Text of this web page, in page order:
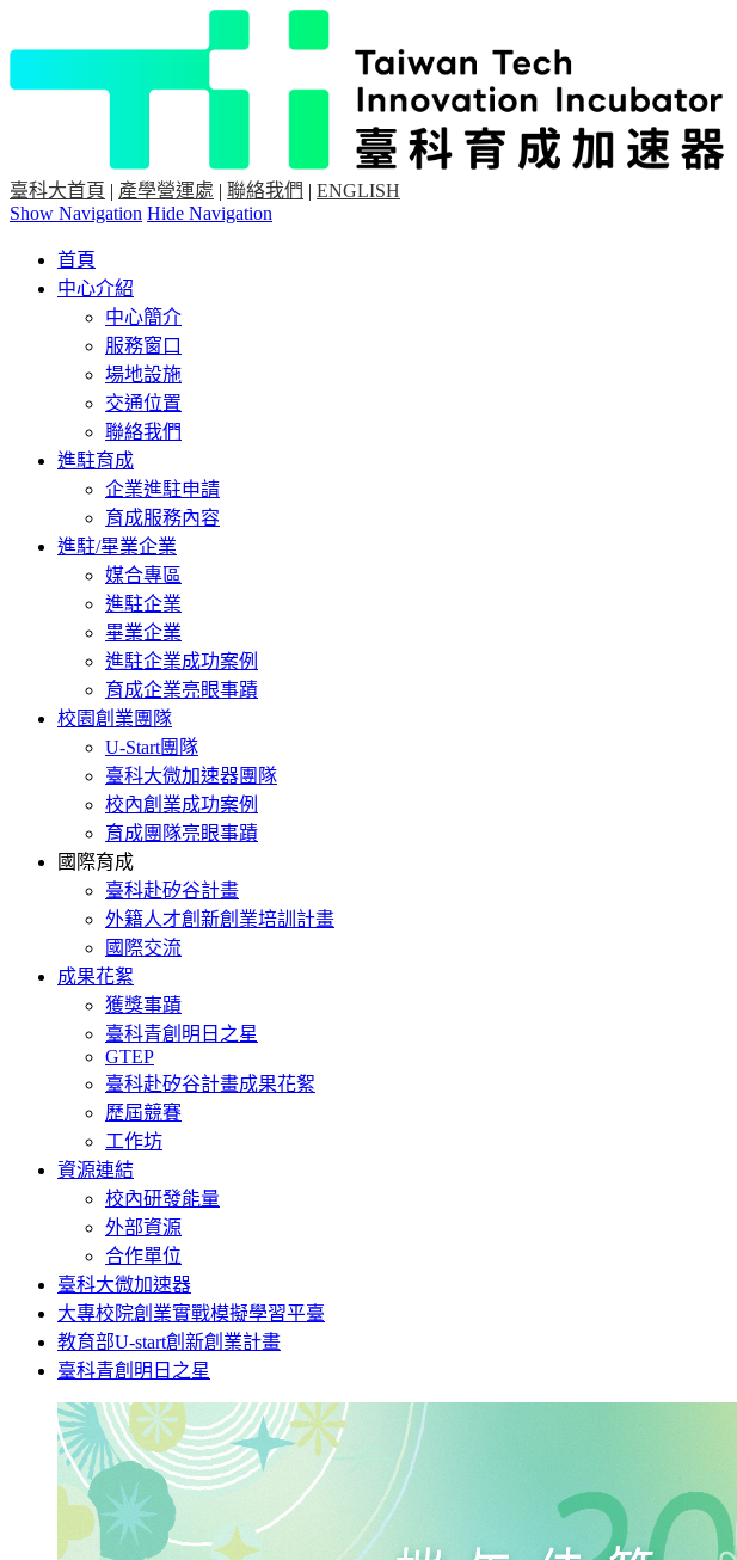
臺科大首頁 | 產學營運處 | 聯絡我們 | ENGLISH
Show Navigation Hide Navigation
首頁
中心介紹
中心簡介
服務窗口
場地設施
交通位置
聯絡我們
進駐育成
企業進駐申請
育成服務內容
進駐/畢業企業
媒合專區
進駐企業
畢業企業
進駐企業成功案例
育成企業亮眼事蹟
校園創業團隊
U-Start團隊
臺科大微加速器團隊
校內創業成功案例
育成團隊亮眼事蹟
國際育成
臺科赴矽谷計畫
外籍人才創新創業培訓計畫
國際交流
成果花絮
獲獎事蹟
臺科青創明日之星
GTEP
臺科赴矽谷計畫成果花絮
歷屆競賽
工作坊
資源連結
校內研發能量
外部資源
合作單位
臺科大微加速器
大專校院創業實戰模擬學習平臺
教育部U-start創新創業計畫
臺科青創明日之星